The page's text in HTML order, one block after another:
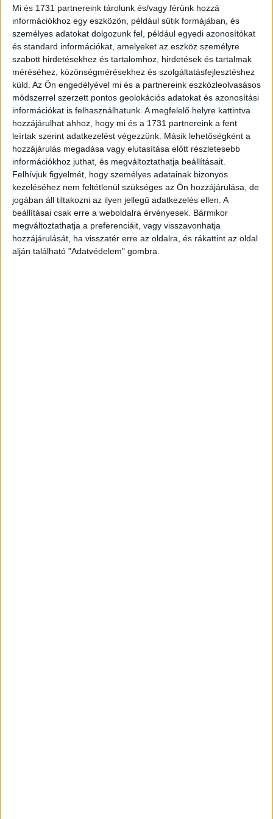
Mi és 1731 partnereink tárolunk és/vagy férünk hozzá
információkhoz egy eszközön, például sütik formájában, és
személyes adatokat dolgozunk fel, például egyedi azonosítókat
és standard információkat, amelyeket az eszköz személyre
szabott hirdetésekhez és tartalomhoz, hirdetések és tartalmak
méréséhez, közönségmérésekhez és szolgáltatásfejlesztéshez
küld. Az Ön engedélyével mi és a partnereink eszközleolvasásos
módszerrel szerzett pontos geolokációs adatokat és azonosítási
információkat is felhasználhatunk. A megfelelő helyre kattintva
hozzájárulhat ahhoz, hogy mi és a 1731 partnereink a fent
leírtak szerint adatkezelést végezzünk. Másik lehetőségként a
hozzájárulás megadása vagy elutasítása előtt részletesebb
információkhoz juthat, és megváltoztathatja beállításait.
Felhívjuk figyelmét, hogy személyes adatainak bizonyos
kezeléséhez nem feltétlenül szükséges az Ön hozzájárulása, de
jogában áll tiltakozni az ilyen jellegű adatkezelés ellen. A
beállításai csak erre a weboldalra érvényesek. Bármikor
megváltoztathatja a preferenciáit, vagy visszavonhatja
hozzájárulását, ha visszatér erre az oldalra, és rákattint az oldal
alján található "Adatvédelem" gombra.
Mobil 2021. augusztus 2.
A magyarok kevesebb mint harmada ellenőrzi legalább
havi rendszerességgel mobilhasználatát, minden ötödik
megkérdezett pedig csak akkor foglalkozik vele, amikor
túl magas a telefonszámla, illetve...
Alaposan felforgatta a pénzügyeinket a
járvány